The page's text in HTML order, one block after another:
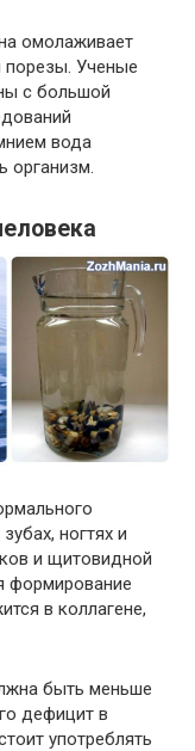
омолаживает
порезы. Ученые
с большой
вода
организм.
ногтях и
и щитовидной
формирование
в коллагене,
быть меньше
дефицит в
употреблять